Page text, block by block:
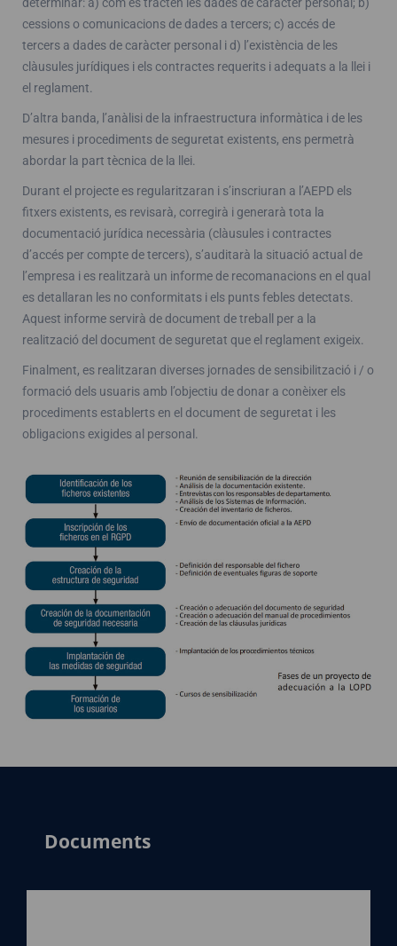
cessions o comunicacions de dades a tercers; c) accés de
tercers a dades de caràcter personal i d) l’existència de les
clàusules jurídiques i els contractes requerits i adequats a la llei i
el reglament.
D’altra banda, l’anàlisi de la infraestructura informàtica i de les
mesures i procediments de seguretat existents, ens permetrà
abordar la part tècnica de la llei.
Durant el projecte es regularitzaran i s’inscriuran a l’AEPD els
fitxers existents, es revisarà, corregirà i generarà tota la
documentació jurídica necessària (clàusules i contractes
d’accés per compte de tercers), s’auditarà la situació actual de
l’empresa i es realitzarà un informe de recomanacions en el qual
es detallaran les no conformitats i els punts febles detectats.
Aquest informe servirà de document de treball per a la
realització del document de seguretat que el reglament exigeix.
Finalment, es realitzaran diverses jornades de sensibilització i / o
formació dels usuaris amb l’objectiu de donar a conèixer els
procediments establerts en el document de seguretat i les
obligacions exigides al personal.
Documents